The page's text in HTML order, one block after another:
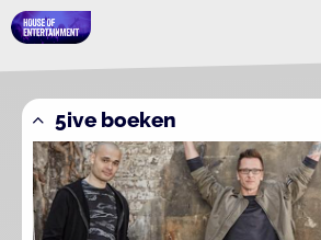
5ive boeken